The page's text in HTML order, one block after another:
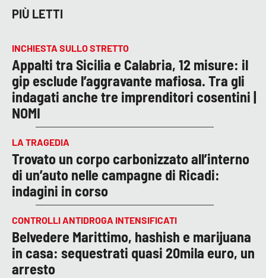
PIÙ LETTI
INCHIESTA SULLO STRETTO
Appalti tra Sicilia e Calabria, 12 misure: il
gip esclude l’aggravante mafiosa. Tra gli
indagati anche tre imprenditori cosentini |
NOMI
LA TRAGEDIA
Trovato un corpo carbonizzato all’interno
di un’auto nelle campagne di Ricadi:
indagini in corso
CONTROLLI ANTIDROGA INTENSIFICATI
Belvedere Marittimo, hashish e marijuana
in casa: sequestrati quasi 20mila euro, un
arresto